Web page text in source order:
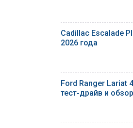
Cadillac Escalade
2026 года
Ford Ranger Lariat
тест-драйв и обзор